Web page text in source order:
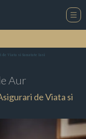
de Viata si Sanatate Iasi
Aur
de Viata si